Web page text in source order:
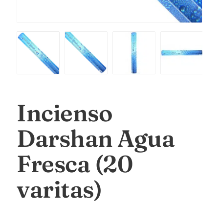
Incienso
Darshan Agua
Fresca (20
varitas)